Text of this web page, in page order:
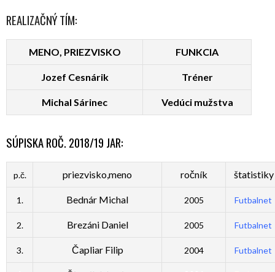
REALIZAČNÝ TÍM:
MENO, PRIEZVISKO FUNKCIA
Jozef Cesnárik Tréner
Michal Sárinec Vedúci mužstva
SÚPISKA ROČ. 2018/19 JAR:
p.č. priezvisko,meno ročník štatistiky
1. Bednár Michal 2005 Futbalnet
2. Brezáni Daniel 2005 Futbalnet
3. Čapliar Filip 2004 Futbalnet